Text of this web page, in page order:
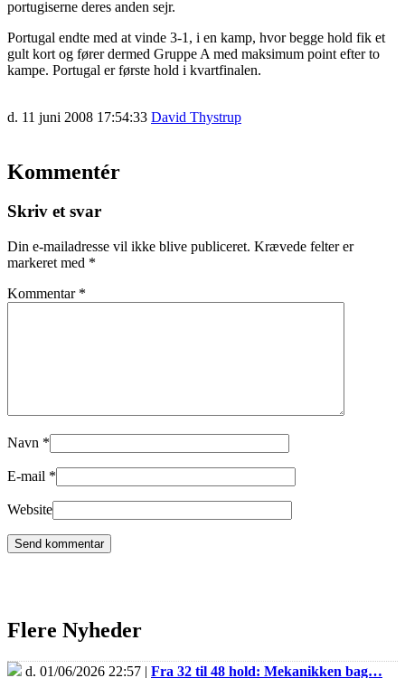
portugiserne deres anden sejr.
Portugal endte med at vinde 3-1, i en kamp, hvor begge hold fik et
gult kort og fører dermed Gruppe A med maksimum point efter to
kampe. Portugal er første hold i kvartfinalen.
d. 11 juni 2008 17:54:33 David Thystrup
Kommentér
Skriv et svar
Din e-mailadresse vil ikke blive publiceret. Krævede felter er
markeret med *
Kommentar *
Navn *
E-mail *
Website
Flere Nyheder
d. 01/06/2026 22:57 | Fra 32 til 48 hold: Mekanikken bag…